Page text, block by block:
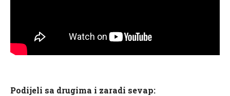
Podijeli sa drugima i zaradi sevap: